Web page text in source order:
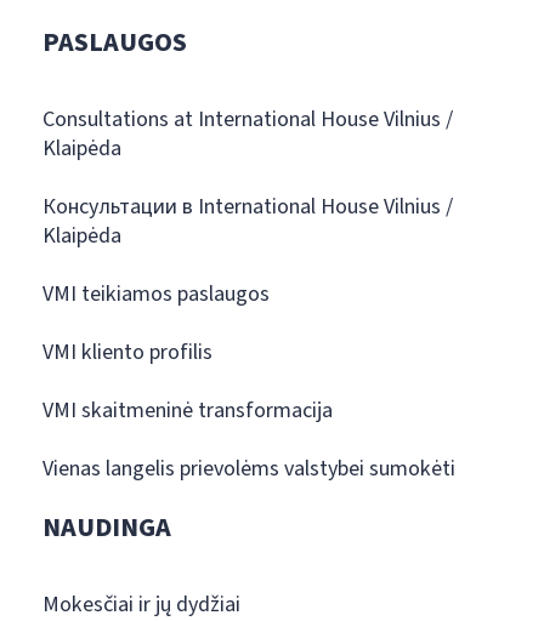
PASLAUGOS
Consultations at International House Vilnius /
Klaipėda
Консультации в International House Vilnius /
Klaipėda
VMI teikiamos paslaugos
VMI kliento profilis
VMI skaitmeninė transformacija
Vienas langelis prievolėms valstybei sumokėti
NAUDINGA
Mokesčiai ir jų dydžiai